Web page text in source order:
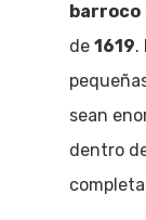
barroco
de1619.
sean
dentro